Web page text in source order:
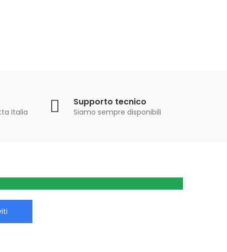
Italia
Supporto tecnico
Siamo sempre disponibili